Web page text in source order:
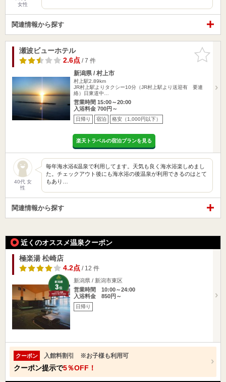
女性
関連情報から探す
お気に入
りに追加
瀬波ビューホテル
2.6点/ 7 件
新潟県 / 村上市
村上駅2.89km
JR村上駅よりタクシー10分（JR村上駅より送迎有 要連
絡）日東道中…
営業時間 15:00～20:00
入浴料金 700円～
日帰り 宿泊 格安（1,000円以下）
楽天トラベルの宿泊プランを見る
40代 女
性
毎年海水浴&温泉で利用してます。天気も良く海水浴楽しめまし
た。チェックアウト後にも海水浴の後温泉が利用できるのはとて
もあり…
関連情報から探す
近くのオススメ温泉クーポン
極楽湯 松崎店
4.2点/ 12 件
新潟県 / 新潟市東区
営業時間 10:00～24:00
入浴料金 850円～
日帰り
クーポン 入館料割引 ※お子様も利用可
クーポン提示で5％OFF！